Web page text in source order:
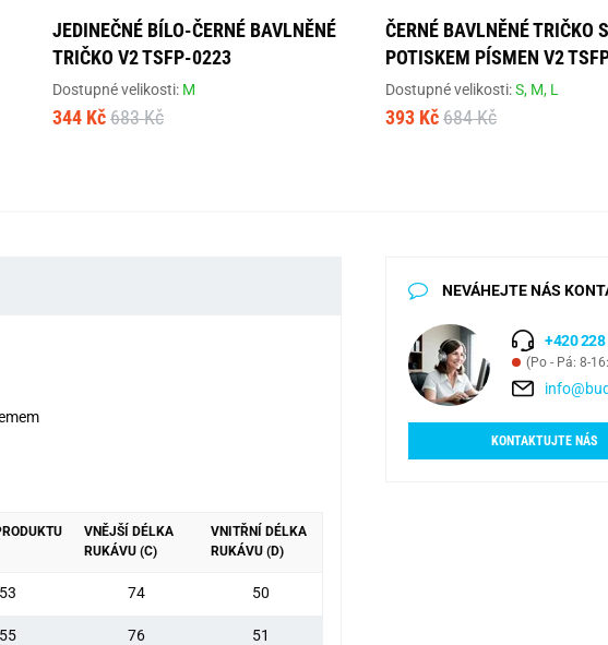
JEDINEČNÉ BÍLO-ČERNÉ BAVLNĚNÉ
TRIČKO V2 TSFP-0223
Dostupné velikosti: M
344 Kč 683 Kč
ČERNÉ BAVLNĚNÉ TRIČKO S
POTISKEM PÍSMEN V2
Dostupné velikosti:S, M, L
393 Kč 684 Kč
VNĚJŠÍ DÉLKA
RUKÁVU (C)
VNITŘNÍ DÉLKA
RUKÁVU (D)
53 74 50
55 76 51
NEVÁHEJTE NÁS
+420 228
(Po - Pá: 8-
KONTAKTUJTE NÁS